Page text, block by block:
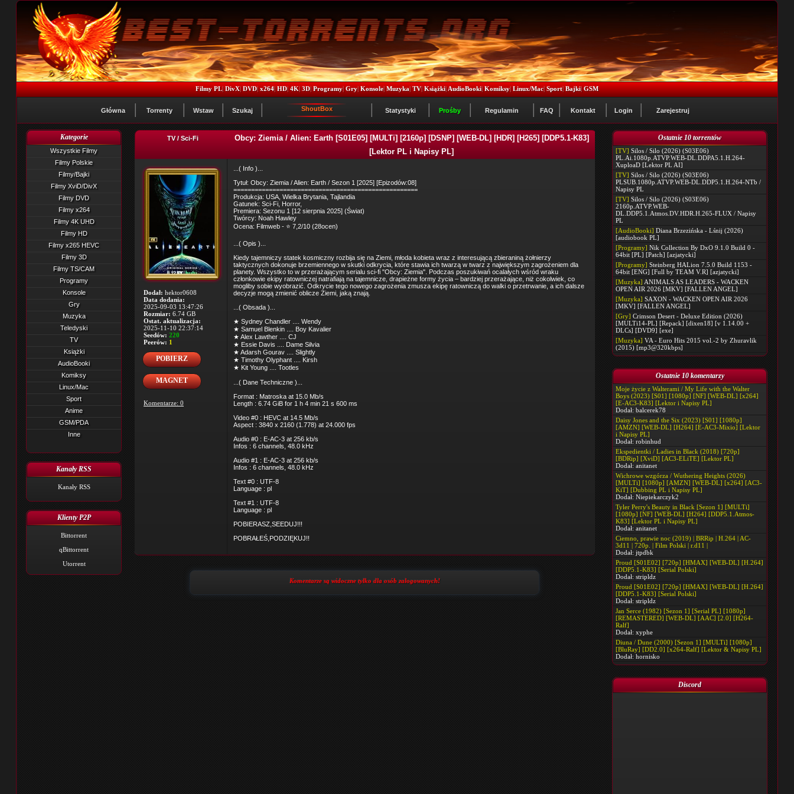
Filmy PL|DivX|DVD|x264|HD|4K|3D|Programy|Gry|Konsole|Muzyka|TV|Książki|AudioBooki|Komiksy|Linux/Mac|Sport|Bajki|GSM
Główna Torrenty Wstaw Szukaj ShoutBox Statystyki Prośby Regulamin FAQ Kontakt Login Zarejestruj
Kategorie
Wszystkie Filmy
Filmy Polskie
Filmy/Bajki
Filmy XviD/DivX
Filmy DVD
Filmy x264
Filmy 4K UHD
Filmy HD
Filmy x265 HEVC
Filmy 3D
Filmy TS/CAM
Programy
Konsole
Gry
Muzyka
Teledyski
TV
Książki
AudioBooki
Komiksy
Linux/Mac
Sport
Anime
GSM/PDA
Inne
Kanały RSS
Kanały RSS
Klienty P2P
Bittorrent
qBittorrent
Utorrent
Ostatnie 10 torrentów
[TV] Silos / Silo (2026) (S03E06)
PL.Ai.1080p.ATVP.WEB-DL.DDPA5.1.H.264-
XuploaD [Lektor PL AI]
[TV] Silos / Silo (2026) (S03E06)
PLSUB.1080p.ATVP.WEB-DL.DDP5.1.H.264-NTb /
Napisy PL
[TV] Silos / Silo (2026) (S03E06)
2160p.ATVP.WEB-
DL.DDP5.1.Atmos.DV.HDR.H.265-FLUX / Napisy
PL
[AudioBooki] Diana Brzezińska - Lśnij (2026)
[audiobook PL]
[Programy] Nik Collection By DxO 9.1.0 Build 0 -
64bit [PL] [Patch] [azjatycki]
[Programy] Steinberg HALion 7.5.0 Build 1153 -
64bit [ENG] [Full by TEAM V.R] [azjatycki]
[Muzyka] ANIMALS AS LEADERS - WACKEN
OPEN AIR 2026 [MKV] [FALLEN ANGEL]
[Muzyka] SAXON - WACKEN OPEN AIR 2026
[MKV] [FALLEN ANGEL]
[Gry] Crimson Desert - Deluxe Edition (2026)
[MULTi14-PL] [Repack] [dixen18] [v 1.14.00 +
DLCs] [DVD9] [exe]
[Muzyka] VA - Euro Hits 2015 vol.-2 by Zhuravlik
(2015) [mp3@320kbps]
Ostatnie 10 komentarzy
Moje życie z Walterami / My Life with the Walter
Boys (2023) [S01] [1080p] [NF] [WEB-DL] [x264]
[E-AC3-K83] [Lektor i Napisy PL]
Dodał: balcerek78
Daisy Jones and the Six (2023) [S01] [1080p]
[AMZN] [WEB-DL] [H264] [E-AC3-Mixio] [Lektor
i Napisy PL]
Dodał: robinhud
Ekspedientki / Ladies in Black (2018) [720p]
[BDRip] [XviD] [AC3-ELiTE] [Lektor PL]
Dodał: anitanet
Wichrowe wzgórza / Wuthering Heights (2026)
[MULTi] [1080p] [AMZN] [WEB-DL] [x264] [AC3-
KiT] [Dubbing PL i Napisy PL]
Dodał: Niepiekarczyk2
Tyler Perry's Beauty in Black [Sezon 1] [MULTi]
[1080p] [NF] [WEB-DL] [H264] [DDP5.1.Atmos-
K83] [Lektor PL i Napisy PL]
Dodał: anitanet
Ciemno, prawie noc (2019) | BRRip | H.264 | AC-
3d11 | 720p. | Film Polski | r.d11 |
Dodał: jtpdbk
Proud [S01E02] [720p] [HMAX] [WEB-DL] [H.264]
[DDP5.1-K83] [Serial Polski]
Dodał: stripldz
Proud [S01E02] [720p] [HMAX] [WEB-DL] [H.264]
[DDP5.1-K83] [Serial Polski]
Dodał: stripldz
Jan Serce (1982) [Sezon 1] [Serial PL] [1080p]
[REMASTERED] [WEB-DL] [AAC] [2.0] [H264-
Ralf]
Dodał: xyphe
Diuna / Dune (2000) [Sezon 1] [MULTi] [1080p]
[BluRay] [DD2.0] [x264-Ralf] [Lektor & Napisy PL]
Dodał: hornisko
Discord
TV / Sci-Fi
Obcy: Ziemia / Alien: Earth [S01E05] [MULTi] [2160p] [DSNP] [WEB-DL] [HDR] [H265] [DDP5.1-K83]
[Lektor PL i Napisy PL]
Dodał: hektor0608
Data dodania:
2025-09-03 13:47:26
Rozmiar: 6.74 GB
Ostat. aktualizacja:
2025-11-10 22:37:14
Seedów: 220
Peerów: 1
POBIERZ
MAGNET
Komentarze: 0
...( Info )...
Tytuł: Obcy: Ziemia / Alien: Earth / Sezon 1 [2025] [Epizodów:08]
====================================================
Produkcja: USA, Wielka Brytania, Tajlandia
Gatunek: Sci-Fi, Horror,
Premiera: Sezonu 1 [12 sierpnia 2025] (Świat)
Twórcy: Noah Hawley
Ocena: Filmweb - ⭐ 7,2/10 (28ocen)
...( Opis )...
Kiedy tajemniczy statek kosmiczny rozbija się na Ziemi, młoda kobieta wraz z interesującą zbieraniną żołnierzy
taktycznych dokonuje brzemiennego w skutki odkrycia, które stawia ich twarzą w twarz z największym zagrożeniem dla
planety. Wszystko to w przerażającym serialu sci-fi "Obcy: Ziemia". Podczas poszukiwań ocalałych wśród wraku
członkowie ekipy ratowniczej natrafiają na tajemnicze, drapieżne formy życia – bardziej przerażające, niż cokolwiek, co
mogliby sobie wyobrazić. Odkrycie tego nowego zagrożenia zmusza ekipę ratowniczą do walki o przetrwanie, a ich dalsze
decyzje mogą zmienić oblicze Ziemi, jaką znają.
...( Obsada )...
★ Sydney Chandler .... Wendy
★ Samuel Blenkin .... Boy Kavalier
★ Alex Lawther .... CJ
★ Essie Davis .... Dame Silvia
★ Adarsh Gourav .... Slightly
★ Timothy Olyphant .... Kirsh
★ Kit Young .... Tootles
...( Dane Techniczne )...
Format : Matroska at 15.0 Mb/s
Length : 6.74 GiB for 1 h 4 min 21 s 600 ms
Video #0 : HEVC at 14.5 Mb/s
Aspect : 3840 x 2160 (1.778) at 24.000 fps
Audio #0 : E-AC-3 at 256 kb/s
Infos : 6 channels, 48.0 kHz
Audio #1 : E-AC-3 at 256 kb/s
Infos : 6 channels, 48.0 kHz
Text #0 : UTF-8
Language : pl
Text #1 : UTF-8
Language : pl
POBIERASZ,SEEDUJ!!!
POBRAŁEŚ,PODZIĘKUJ!!
Komentarze są widoczne tylko dla osób zalogowanych!